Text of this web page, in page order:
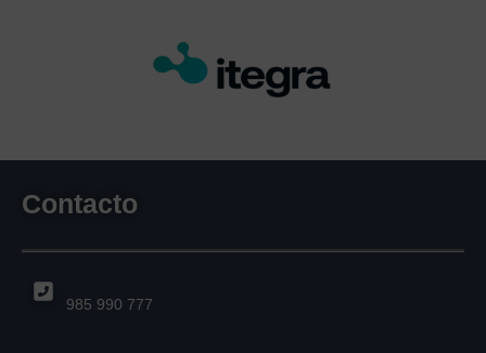
Contacto
985 990 777